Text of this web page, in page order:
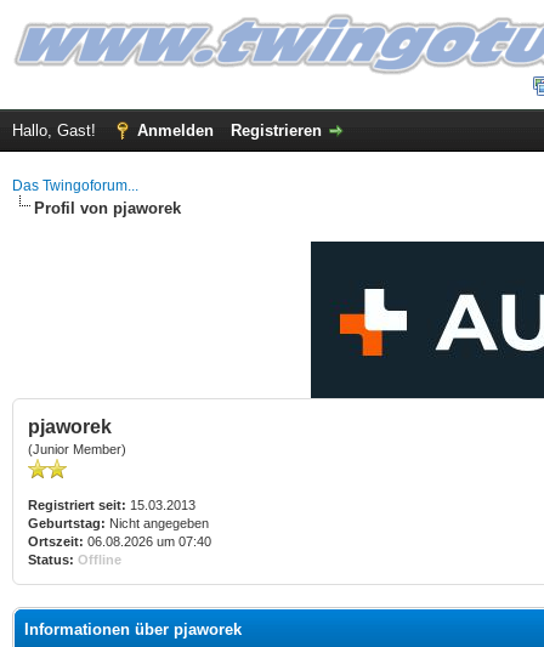
Hallo, Gast! Anmelden Registrieren
Das Twingoforum...
Profil von pjaworek
pjaworek
(Junior Member)
Registriert seit: 15.03.2013
Geburtstag: Nicht angegeben
Ortszeit: 06.08.2026 um 07:40
Status: Offline
Informationen über pjaworek